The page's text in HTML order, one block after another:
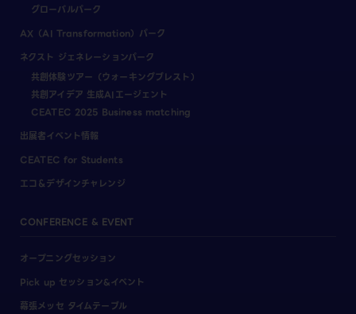
グローバルパーク
AX（AI Transformation）パーク
ネクスト ジェネレーションパーク
共創体験ツアー（ウォーキングブレスト）
共創アイデア 生成AIエージェント
CEATEC 2025 Business matching
出展者イベント情報
CEATEC for Students
エコ＆デザインチャレンジ
CONFERENCE & EVENT
オープニングセッション
Pick up セッション&イベント
幕張メッセ タイムテーブル